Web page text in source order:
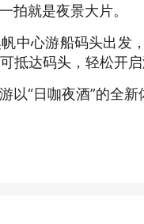
拍就是夜景大片。
心游船码头出发，
抵达码头，轻松开
“日咖夜酒”的全新